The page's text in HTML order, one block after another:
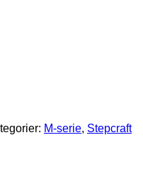
M-serie, Stepcraft